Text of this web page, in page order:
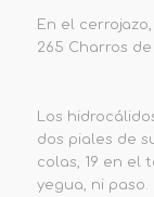
En el
265 Charros
Los
dos piales de
colas, 19 en el
yegua, ni paso.